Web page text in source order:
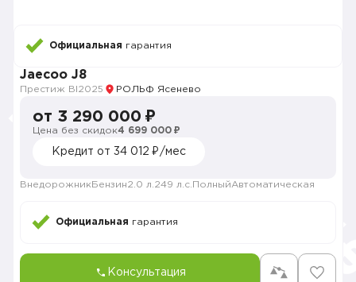
Официальная гарантия
Jaecoo J8
Престиж BI 2025 РОЛЬФ Ясенево
от 3 290 000 ₽
Цена без скидок4 699 000 ₽
Кредит от 34 012 ₽/мес
Внедорожник Бензин2.0 л. 249 л.с. ПолныйАвтоматическая
Официальная гарантия
Консультация